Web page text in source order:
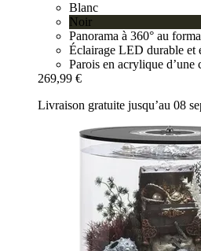
Blanc
Noir
Panorama à 360° au
Éclairage LED durable et
Parois en acrylique d’une
269,99 €
Livraison gratuite jusqu’au 08